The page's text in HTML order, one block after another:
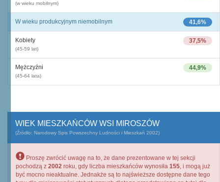
(w wieku mobilnym)
41,6%
W wieku produkcyjnym niemobilnym
37,5%
Kobiety
(45-59 lat)
44,9%
Mężczyźni
(45-64 lata)
WIEK MIESZKAŃCÓW WSI MIROSZÓW
(Źródło: Narodowy Spis Powszechny Ludności i Mieszkań 2002)
Proszę zwrócić uwagę na to, że dane prezentowane w tej sekcji
pochodzą z 2002 roku, gdy liczba mieszkańców wynosiła 155, i mogą już
być mocno nieaktualne. Jednakże są to najświeższe dostępne dane tego